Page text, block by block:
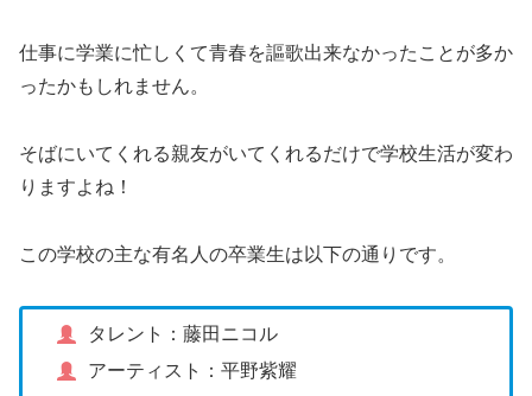
仕事に学業に忙しくて青春を謳歌出来なかったことが多か
ったかもしれません。
そばにいてくれる親友がいてくれるだけで学校生活が変わ
りますよね！
この学校の主な有名人の卒業生は以下の通りです。
タレント：藤田ニコル
アーティスト：平野紫耀